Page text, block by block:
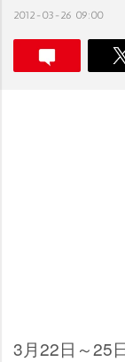
2012-03-26 09:00
3月22日～25